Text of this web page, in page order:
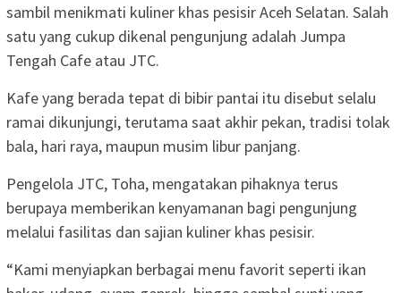
sambil menikmati kuliner khas pesisir Aceh Selatan. Salah
satu yang cukup dikenal pengunjung adalah Jumpa
Tengah Cafe atau JTC.
Kafe yang berada tepat di bibir pantai itu disebut selalu
ramai dikunjungi, terutama saat akhir pekan, tradisi tolak
bala, hari raya, maupun musim libur panjang.
Pengelola JTC, Toha, mengatakan pihaknya terus
berupaya memberikan kenyamanan bagi pengunjung
melalui fasilitas dan sajian kuliner khas pesisir.
“Kami menyiapkan berbagai menu favorit seperti ikan